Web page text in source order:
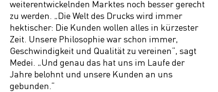
weiterentwickelnden Marktes noch besser gerecht
zu werden. „Die Welt des Drucks wird immer
hektischer: Die Kunden wollen alles in kürzester
Zeit. Unsere Philosophie war schon immer,
Geschwindigkeit und Qualität zu vereinen“, sagt
Medei. „Und genau das hat uns im Laufe der
Jahre belohnt und unsere Kunden an uns
gebunden.“